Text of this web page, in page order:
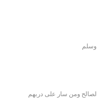
وسلم
ومن سار على دربهم